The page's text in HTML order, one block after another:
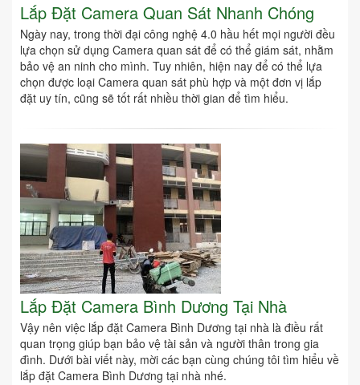
Lắp Đặt Camera Quan Sát Nhanh Chóng
Ngày nay, trong thời đại công nghệ 4.0 hầu hết mọi người đều
lựa chọn sử dụng Camera quan sát để có thể giám sát, nhằm
bảo vệ an ninh cho mình. Tuy nhiên, hiện nay để có thể lựa
chọn được loại Camera quan sát phù hợp và một đơn vị lắp
đặt uy tín, cũng sẽ tốt rất nhiều thời gian để tìm hiểu.
Lắp Đặt Camera Bình Dương Tại Nhà
Vậy nên việc lắp đặt Camera Bình Dương tại nhà là điều rất
quan trọng giúp bạn bảo vệ tài sản và người thân trong gia
đình. Dưới bài viết này, mời các bạn cùng chúng tôi tìm hiểu về
lắp đặt Camera Bình Dương tại nhà nhé.